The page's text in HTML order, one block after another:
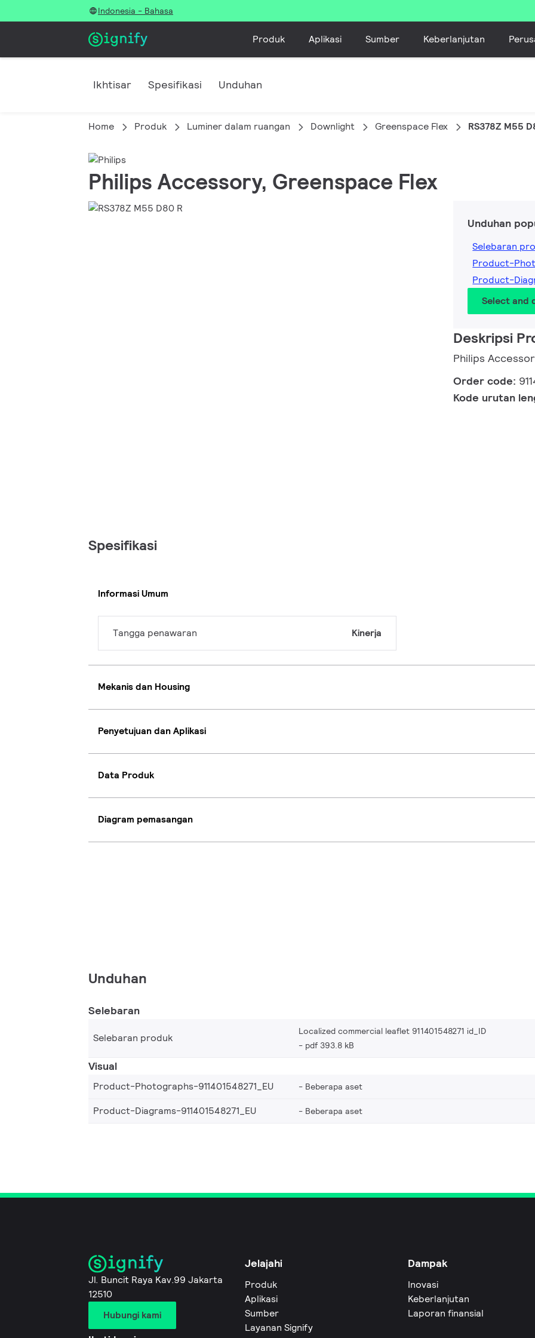
Indonesia - Bahasa
Produk Aplikasi Sumber Keberlanjutan
Ikhtisar Spesifikasi Unduhan
Home Produk Luminer dalam ruangan Downlight Greenspace Flex RS378Z M55
Philips Accessory, Greenspace Flex
Unduhan
Selebaran
Product-
Product-
Select and
Deskripsi
Philips
Order code:
Kode urutan
Spesifikasi
Informasi Umum
Tangga penawaran Kinerja
Mekanis dan Housing
Penyetujuan dan Aplikasi
Data Produk
Diagram pemasangan
Unduhan
Selebaran
Selebaran produk
Localized commercial leaflet 911401548271 id_ID
pdf 393.8 kB
Visual
Product-Photographs-911401548271_EU Beberapa aset
Product-Diagrams-911401548271_EU Beberapa aset
Jl. Buncit Raya Kav.99 Jakarta
12510
Hubungi kami
Jelajahi
Produk
Aplikasi
Sumber
Layanan Signify
Dampak
Inovasi
Keberlanjutan
Laporan finansial